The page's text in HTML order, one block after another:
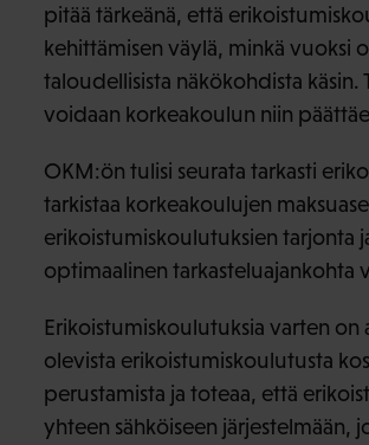
pitää tärkeänä, että
kehittämisen väylä, minkä vuoksi
taloudellisista näkökohdista
voidaan korkeakoulun niin
OKM:ön tulisi seurata tarkasti
tarkistaa korkeakoulujen
erikoistumiskoulutuksien tarjonta
optimaalinen tarkasteluajankohta
Erikoistumiskoulutuksia varten
olevista erikoistumiskoulutusta
perustamista ja toteaa, että
yhteen sähköiseen järjestelmään,